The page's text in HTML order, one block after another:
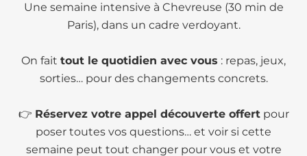
Une semaine intensive à Chevreuse (30 min de
Paris), dans un cadre verdoyant.
On fait tout le quotidien avec vous : repas, jeux,
sorties… pour des changements concrets.
👉 Réservez votre appel découverte offertpour
poser toutes vos questions… et voir si cette
semaine peut tout changer pour vous et votre